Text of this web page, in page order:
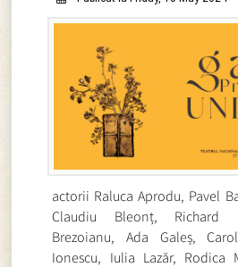
actorii Raluca Aprodu, Pavel
Claudiu Bleonț, Richard
Brezoianu, Ada Galeș,
Ionescu, Iulia Lazăr, Rodica